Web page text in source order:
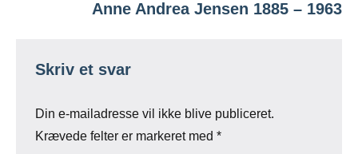
Anne Andrea Jensen 1885 – 1963
Skriv et svar
Din e-mailadresse vil ikke blive publiceret.
Krævede felter er markeret med *